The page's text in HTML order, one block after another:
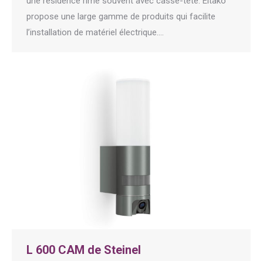
propose une large gamme de produits qui facilite
l’installation de matériel électrique.…
L 600 CAM de Steinel